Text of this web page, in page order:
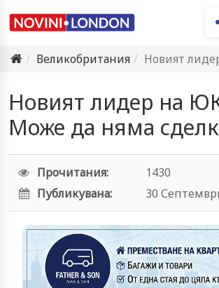
Великобритания
Новият лидер на
Новият лидер на
Може да няма
Прочитания:
1430
Публикувана:
30